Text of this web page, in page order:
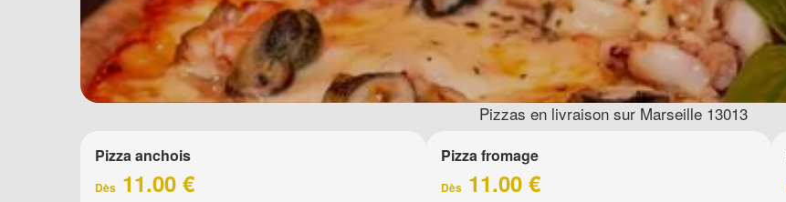
Pizzas en livraison sur Marseille 13013
Pizza anchois
Dès 11.00 €
Pizza fromage
Dès11.00 €